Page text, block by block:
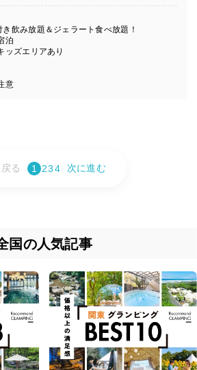
飲み放題＆ジェラート食べ放題！
泊
ッズエリアあり
意
る 1 234 次に進む
国の人気記事